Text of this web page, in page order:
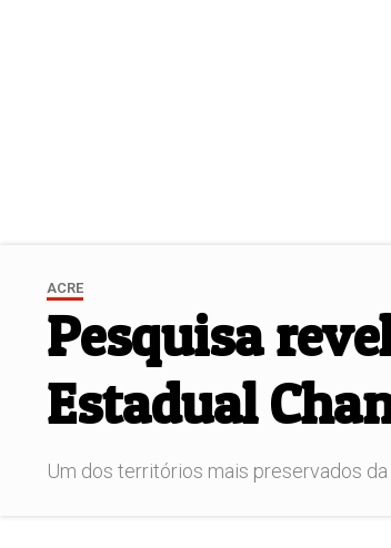
ACRE
Pesquisa
Estadual
Um dos territórios mais preservados